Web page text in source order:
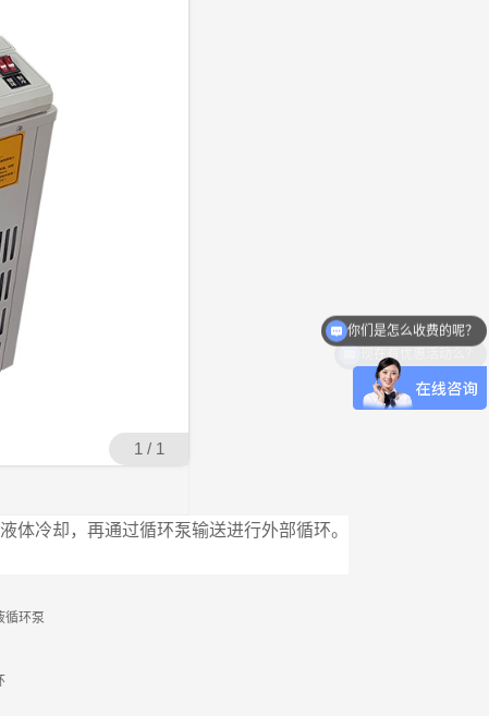
1 / 1
体冷却，再通过循环泵输送进行外部循环。
循环泵
现在有优惠活动么？